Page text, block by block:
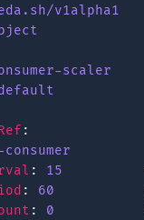
v1alpha1
scaler
:
: 15
: 60
: 0